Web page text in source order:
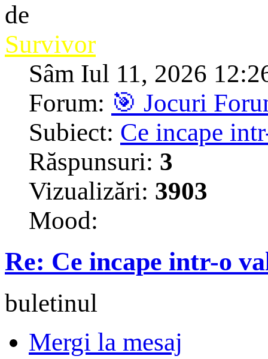
de
Survivor
Sâm Iul 11, 2026
Forum: 🎯 Jocuri
Subiect: Ce incape
Răspunsuri: 3
Vizualizări: 3903
Mood:
Re: Ce incape intr-o
buletinul
Mergi la mesaj